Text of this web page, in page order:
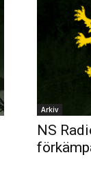
Arkiv
NS